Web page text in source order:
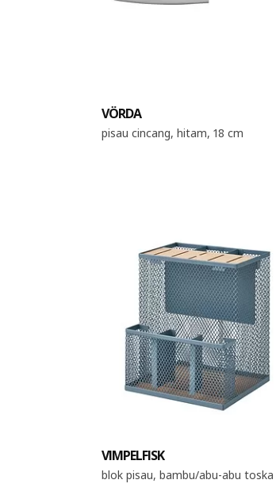
VÖRDA
pisau cincang, hitam, 18 cm
VIMPELFISK
blok pisau, bambu/abu-abu toska